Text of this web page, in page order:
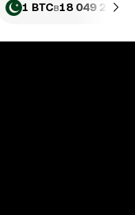
1 BTCв18 049